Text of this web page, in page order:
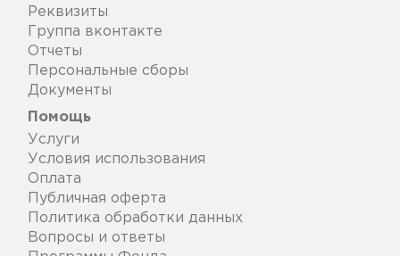
Реквизиты
Группа вконтакте
Отчеты
Персональные сборы
Документы
Помощь
Услуги
Условия использования
Оплата
Публичная оферта
Политика обработки данных
Вопросы и ответы